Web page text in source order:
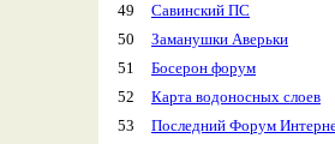
49
Савинский ПС
50
Заманушки Аверьки
51
Босерон форум
52
Карта водоносных слоев
53
Последний Форум